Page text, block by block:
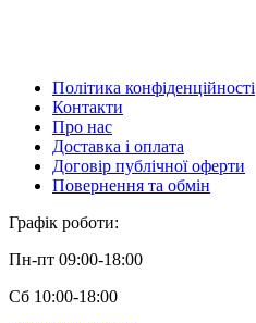
Політика конфіденційності
Контакти
Про нас
Доставка і оплата
Договір публічної оферти
Повернення та обмін
Графік роботи:
Пн-пт 09:00-18:00
Сб 10:00-18:00